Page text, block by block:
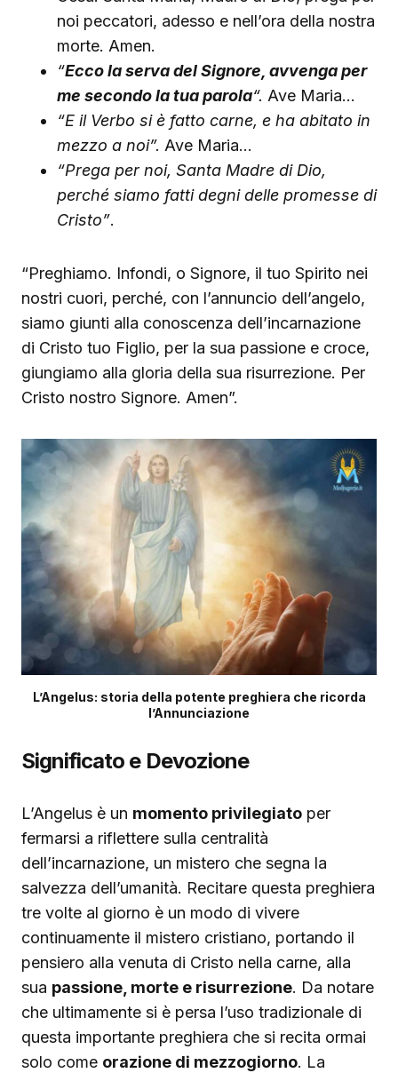
noi peccatori, adesso e nell’ora della nostra
morte. Amen.
“Ecco la serva del Signore, avvenga per
me secondo la tua parola“. Ave Maria…
“E il Verbo si è fatto carne, e ha abitato in
mezzo a noi”. Ave Maria…
“Prega per noi, Santa Madre di Dio,
perché siamo fatti degni delle promesse di
Cristo”.
“Preghiamo. Infondi, o Signore, il tuo Spirito nei
nostri cuori, perché, con l’annuncio dell’angelo,
siamo giunti alla conoscenza dell’incarnazione
di Cristo tuo Figlio, per la sua passione e croce,
giungiamo alla gloria della sua risurrezione. Per
Cristo nostro Signore. Amen”.
L’Angelus: storia della potente preghiera che ricorda
l’Annunciazione
Significato e Devozione
L’Angelus è un momento privilegiato per
fermarsi a riflettere sulla centralità
dell’incarnazione, un mistero che segna la
salvezza dell’umanità. Recitare questa preghiera
tre volte al giorno è un modo di vivere
continuamente il mistero cristiano, portando il
pensiero alla venuta di Cristo nella carne, alla
sua passione, morte e risurrezione. Da notare
che ultimamente si è persa l’uso tradizionale di
questa importante preghiera che si recita ormai
solo come orazione di mezzogiorno. La